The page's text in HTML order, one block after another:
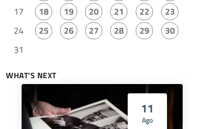
17
18 19 20 21 22
23
24
25 26 27 28 29
30
31
WHAT’S NEXT
11
Ago